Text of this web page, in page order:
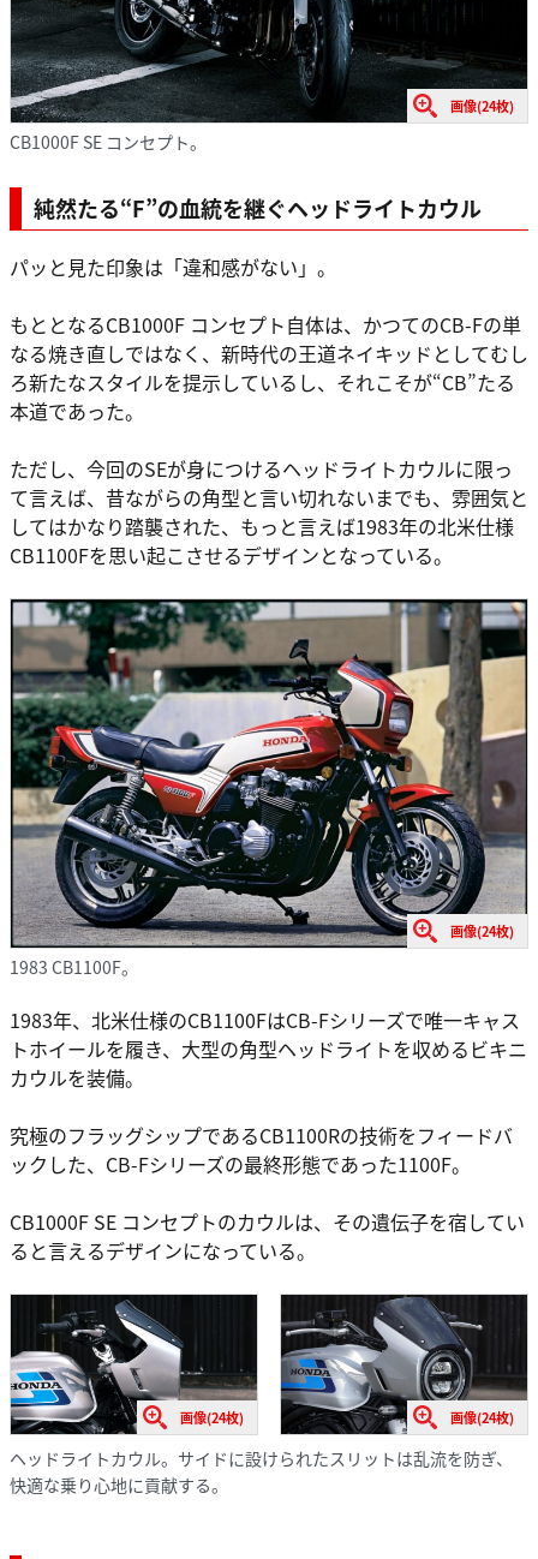
画像(24枚)
CB1000F SE コンセプト。
純然たる“F”の血統を継ぐヘッドライトカウル
パッと見た印象は「違和感がない」。
もととなるCB1000F コンセプト自体は、かつてのCB-Fの単
なる焼き直しではなく、新時代の王道ネイキッドとしてむし
ろ新たなスタイルを提示しているし、それこそが“CB”たる
本道であった。
ただし、今回のSEが身につけるヘッドライトカウルに限っ
て言えば、昔ながらの角型と言い切れないまでも、雰囲気と
してはかなり踏襲された、もっと言えば1983年の北米仕様
CB1100Fを思い起こさせるデザインとなっている。
画像(24枚)
1983 CB1100F。
1983年、北米仕様のCB1100FはCB-Fシリーズで唯一キャス
トホイールを履き、大型の角型ヘッドライトを収めるビキニ
カウルを装備。
究極のフラッグシップであるCB1100Rの技術をフィードバ
ックした、CB-Fシリーズの最終形態であった1100F。
CB1000F SE コンセプトのカウルは、その遺伝子を宿してい
ると言えるデザインになっている。
画像(24枚) 画像(24枚)
ヘッドライトカウル。サイドに設けられたスリットは乱流を防ぎ、
快適な乗り心地に貢献する。